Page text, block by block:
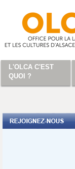
L'OLCA C'EST
QUOI ?